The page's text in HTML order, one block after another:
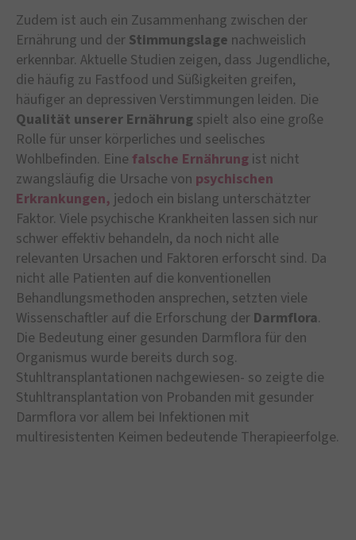
Zudem ist auch ein Zusammenhang zwischen der
Ernährung und der Stimmungslage nachweislich
erkennbar. Aktuelle Studien zeigen, dass Jugendliche,
die häufig zu Fastfood und Süßigkeiten greifen,
häufiger an depressiven Verstimmungen leiden. Die
Qualität unserer Ernährung spielt also eine große
Rolle für unser körperliches und seelisches
Wohlbefinden. Eine falsche Ernährung ist nicht
zwangsläufig die Ursache von psychischen
Erkrankungen, jedoch ein bislang unterschätzter
Faktor. Viele psychische Krankheiten lassen sich nur
schwer effektiv behandeln, da noch nicht alle
relevanten Ursachen und Faktoren erforscht sind. Da
nicht alle Patienten auf die konventionellen
Behandlungsmethoden ansprechen, setzten viele
Wissenschaftler auf die Erforschung der Darmflora.
Die Bedeutung einer gesunden Darmflora für den
Organismus wurde bereits durch sog.
Stuhltransplantationen nachgewiesen- so zeigte die
Stuhltransplantation von Probanden mit gesunder
Darmflora vor allem bei Infektionen mit
multiresistenten Keimen bedeutende Therapieerfolge.